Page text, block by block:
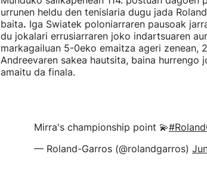
urrunen heldu den tenislaria dugu jada
baita. Iga Swiatek poloniarraren pausoak
du jokalari errusiarraren joko indartsuaren
markagailuan 5-0eko emaitza ageri
Andreevaren sakea hautsita, baina hurrengo
amaitu da finala.
Mirra's championship point 💫
— Roland-Garros (@rolandgarros)